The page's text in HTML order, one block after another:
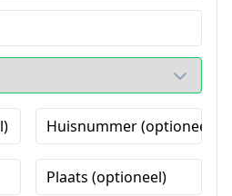
Huisnummer (optioneel)
Plaats (optioneel)